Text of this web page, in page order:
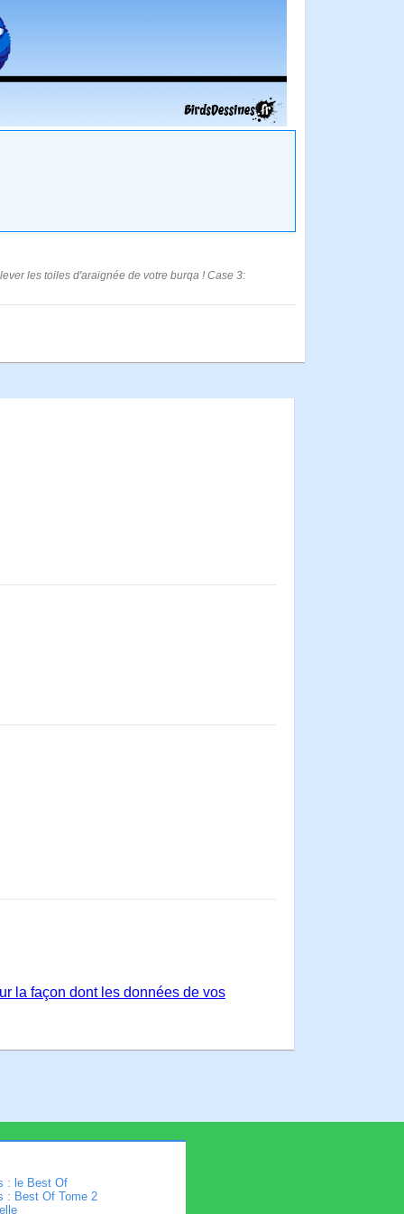
les toiles d'araignée de votre burqa ! Case 3:
la façon dont les données de vos
: le Best Of
: Best Of Tome 2